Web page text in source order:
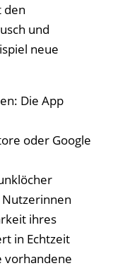
den
und
neue
Die App
oder Google
Nutzerinnen
ihres
in Echtzeit
vorhandene